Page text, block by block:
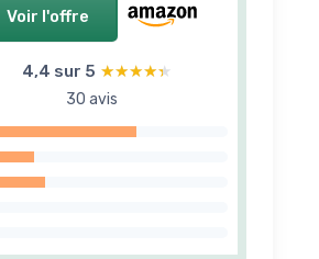
Voir l'offre
4,4 sur 5 ★★★★★
★★★★★
30 avis